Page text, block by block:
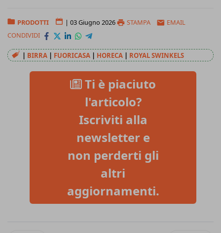
PRODOTTI | 03 Giugno 2026 STAMPA
EMAIL
CONDIVIDI
| BIRRA | FUORICASA | HORECA | ROYAL SWINKELS
Ti è piaciuto
l'articolo?
Iscriviti alla
newsletter e
non perderti gli
altri
aggiornamenti.